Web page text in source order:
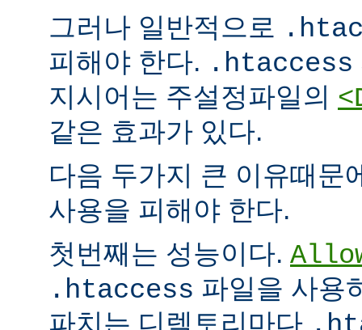
그러나 일반적으로
피해야 한다. .htaccess
지시어는 주설정파일의
같은 효과가 있다.
다음 두가지 큰 이유때문
사용을 피해야 한다.
첫번째는 성능이다.
.htaccess 파일을 사용
파치는 디렉토리마다